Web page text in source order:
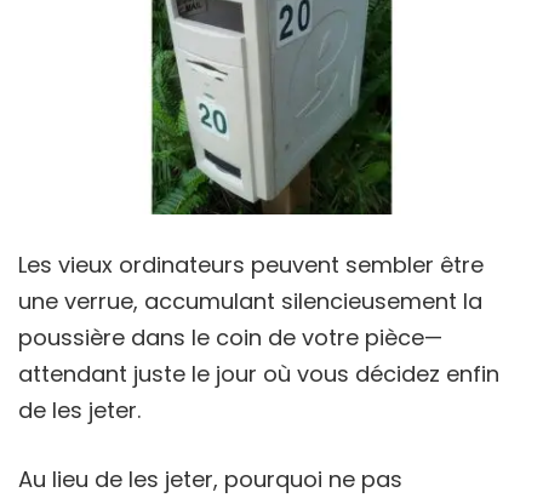
Les vieux ordinateurs peuvent sembler être
une verrue, accumulant silencieusement la
poussière dans le coin de votre pièce—
attendant juste le jour où vous décidez enfin
de les jeter.
Au lieu de les jeter, pourquoi ne pas